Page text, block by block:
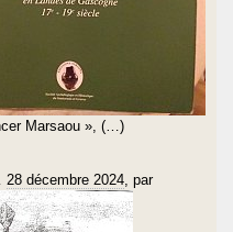
Marsaou », (…)
28 décembre 2024 , par